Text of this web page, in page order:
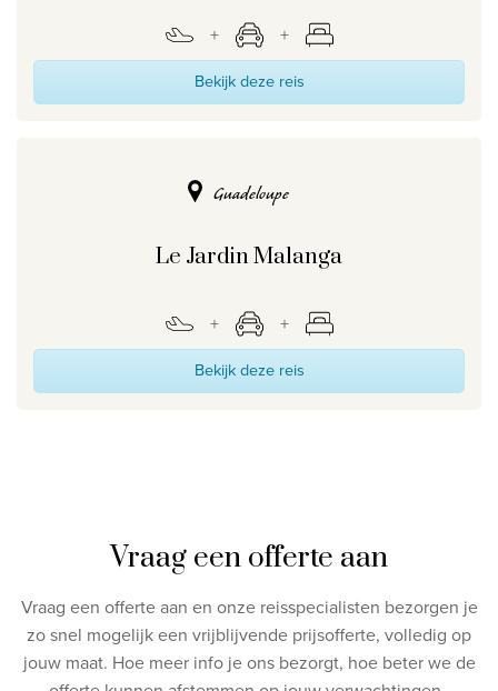
Bekijk deze reis
Guadeloupe
Le Jardin Malanga
Bekijk deze reis
Vraag een offerte aan
Vraag een offerte aan en onze reisspecialisten bezorgen je
zo snel mogelijk een vrijblijvende prijsofferte, volledig op
jouw maat. Hoe meer info je ons bezorgt, hoe beter we de